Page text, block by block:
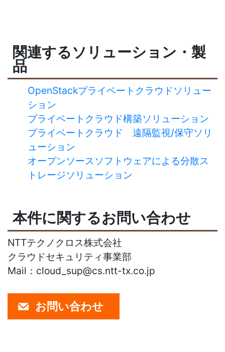
関連するソリューション・製
品
OpenStackプライベートクラウドソリュー
ション
プライベートクラウド構築ソリューション
プライベートクラウド 遠隔監視/保守ソリ
ューション
オープンソースソフトウェアによる分散ス
トレージソリューション
本件に関するお問い合わせ
NTTテクノクロス株式会社
クラウドセキュリティ事業部
Mail：cloud_sup@cs.ntt-tx.co.jp
お問い合わせ